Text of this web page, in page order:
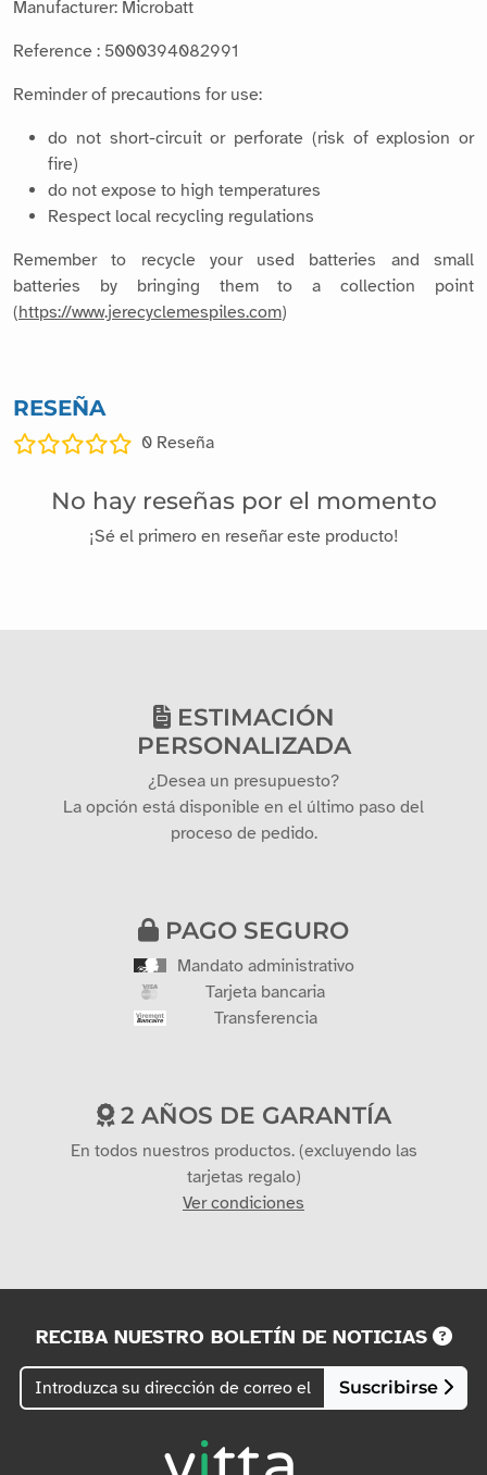
Manufacturer: Microbatt
Reference : 5000394082991
Reminder of precautions for use:
do not short-circuit or perforate (risk of explosion or
fire)
do not expose to high temperatures
Respect local recycling regulations
Remember to recycle your used batteries and small
batteries by bringing them to a collection point
(https://www.jerecyclemespiles.com)
RESEÑA
0 Reseña
No hay reseñas por el momento
¡Sé el primero en reseñar este producto!
ESTIMACIÓN
PERSONALIZADA
¿Desea un presupuesto?
La opción está disponible en el último paso del
proceso de pedido.
PAGO SEGURO
Mandato administrativo
Tarjeta bancaria
Transferencia
2 AÑOS DE GARANTÍA
En todos nuestros productos. (excluyendo las
tarjetas regalo)
Ver condiciones
RECIBA NUESTRO BOLETÍN DE NOTICIAS
Suscribirse